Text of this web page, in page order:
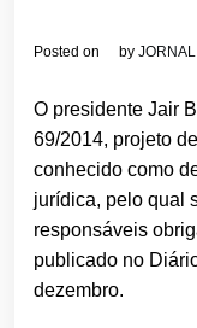
Posted on by
O presidente Jair
69/2014, projeto
conhecido como
jurídica, pelo qual
responsáveis
publicado no
dezembro.